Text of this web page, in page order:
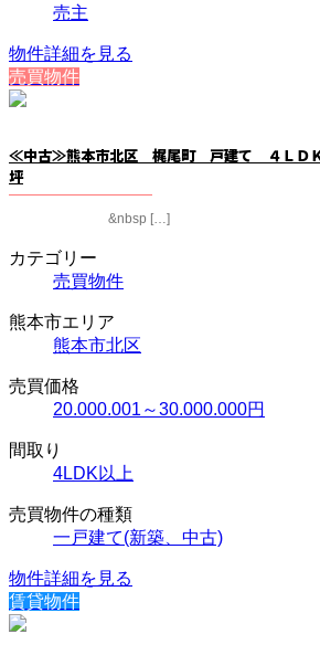
売主
物件詳細を見る
売買物件
≪中古≫熊本市北区 梶尾町 戸建て ４ＬＤ
坪
&nbsp […]
カテゴリー
売買物件
熊本市エリア
熊本市北区
売買価格
20.000.001～30.000.000円
間取り
4LDK以上
売買物件の種類
一戸建て(新築、中古)
物件詳細を見る
賃貸物件